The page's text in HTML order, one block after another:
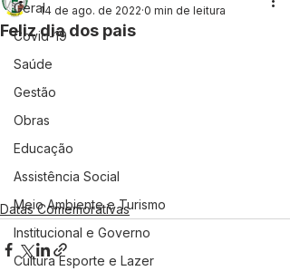
Geral
Covid-19
Saúde
Gestão
Obras
Educação
Assistência Social
Meio Ambiente e Turismo
Institucional e Governo
Cultura Esporte e Lazer
Feliz dia dos pais
14 de ago. de 2022 0 min de leitura
Datas Comemorativas